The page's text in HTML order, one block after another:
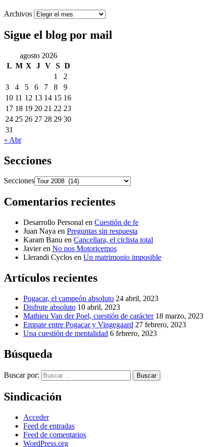
Archivos
Sigue el blog por mail
agosto 2026
L M X J V S D
1
2
3
4 5 6 7 8
9
10 11 12 13 14 15 16
17 18 19 20 21 22 23
24 25 26 27 28 29 30
31
« Abr
Secciones
Secciones
Comentarios recientes
Desarrollo Personal en Cuestión de fe
Juan Naya en Preguntas sin respuesta
Karam Banu en Cancellara, el ciclista total
Javieren No nos Motoricemos
Llerandi Cyclos en Un matrimonio imposible
Artículos recientes
Pogacar, el campeón absoluto 24 abril, 2023
Disfrute absoluto 10 abril, 2023
Mathieu Van der Poel, cuestión de carácter 18 marzo, 2023
Empate entre Pogacar y Vingegaard 27 febrero, 2023
Una cuestión de mentalidad 6 febrero, 2023
Búsqueda
Buscar por: Buscar
Sindicación
Acceder
Feed de entradas
Feed de comentarios
WordPress.org